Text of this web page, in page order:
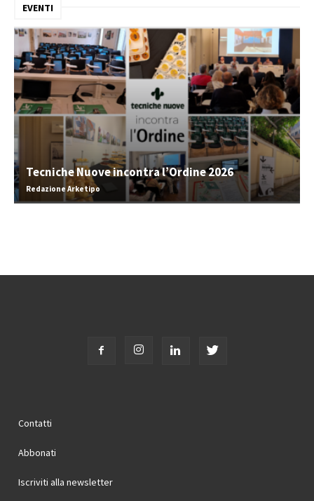
EVENTI
Tecniche Nuove incontra l’Ordine 2026
Redazione Arketipo
Contatti
Abbonati
Iscriviti alla newsletter